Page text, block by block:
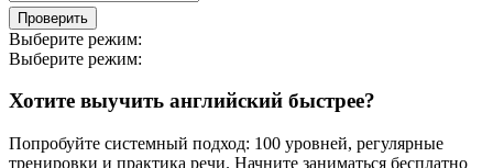
Проверить
Выберите режим:
Выберите режим:
Хотите выучить английский быстрее?
Попробуйте системный подход: 100 уровней, регулярные
тренировки и практика речи. Начните заниматься бесплатно